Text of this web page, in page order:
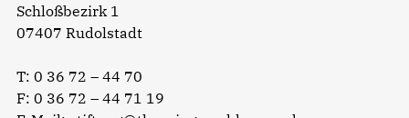
Schloßbezirk 1
07407 Rudolstadt
T: 0 36 72 – 44 70
F: 0 36 72 – 44 71 19